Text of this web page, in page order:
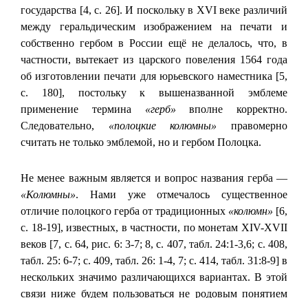
государства [4, с. 26]. И поскольку в XVI веке различий
между геральдическим изображением на печати и
собственно гербом в России ещё не делалось, что, в
частности, вытекает из царского повеления 1564 года
об изготовлении печати для юрьевского наместника [5,
с. 180], постольку к вышеназванной эмблеме
применение термина «герб» вполне корректно.
Следовательно, «полоцкие колюмны» правомерно
считать не только эмблемой, но и гербом Полоцка.
Не менее важным является и вопрос названия герба —
«Колюмны». Нами уже отмечалось существенное
отличие полоцкого герба от традиционных «колюмн» [6,
с. 18-19], известных, в частности, по монетам XIV-XVII
веков [7, с. 64, рис. 6: 3-7; 8, с. 407, табл. 24:1-3,6; с. 408,
табл. 25: 6-7; с. 409, табл. 26: 1-4, 7; с. 414, табл. 31:8-9] в
нескольких значимо различающихся вариантах. В этой
связи ниже будем пользоваться не родовым понятием